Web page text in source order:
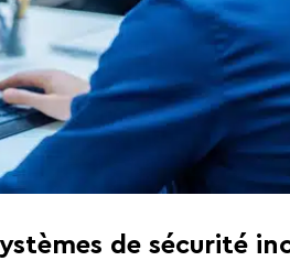
de sécurité